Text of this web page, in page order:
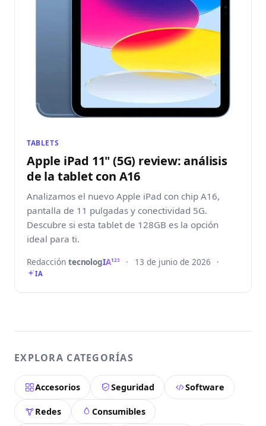
TABLETS
Apple iPad 11" (5G) review: análisis
de la tablet con A16
Analizamos el nuevo Apple iPad con chip A16,
pantalla de 11 pulgadas y conectividad 5G.
Descubre si esta tablet de 128GB es la opción
ideal para ti.
Redacción tecnologIA123 · 13 de junio de 2026 ·
IA
EXPLORA CATEGORÍAS
Accesorios Seguridad Software
Redes Consumibles